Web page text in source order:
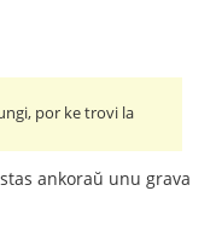
por ke trovi la
ankoraŭ unu grava